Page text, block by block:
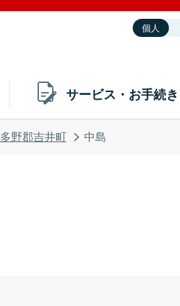
個人
サービス・お手続き
多野郡吉井町 中島